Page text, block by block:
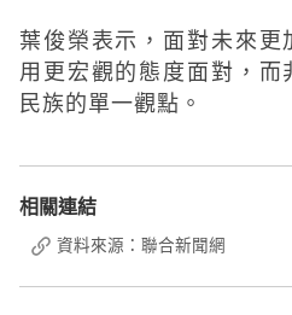
葉俊榮表示，面對未來
用更宏觀的態度面對，
民族的單一觀點。
相關連結
資料來源：聯合新聞網